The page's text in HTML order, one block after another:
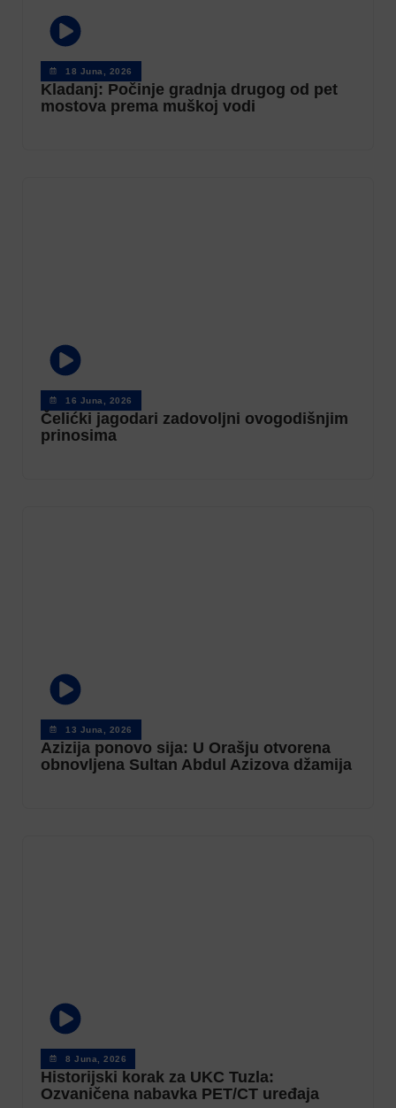
18 Juna, 2026
Kladanj: Počinje gradnja drugog od pet
mostova prema muškoj vodi
16 Juna, 2026
Čelićki jagodari zadovoljni ovogodišnjim
prinosima
13 Juna, 2026
Azizija ponovo sija: U Orašju otvorena
obnovljena Sultan Abdul Azizova džamija
8 Juna, 2026
Historijski korak za UKC Tuzla:
Ozvaničena nabavka PET/CT uređaja